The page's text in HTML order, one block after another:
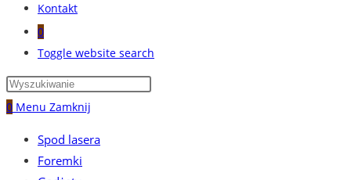
Kontakt
0
Toggle website search
0 Menu Zamknij
Spod lasera
Foremki